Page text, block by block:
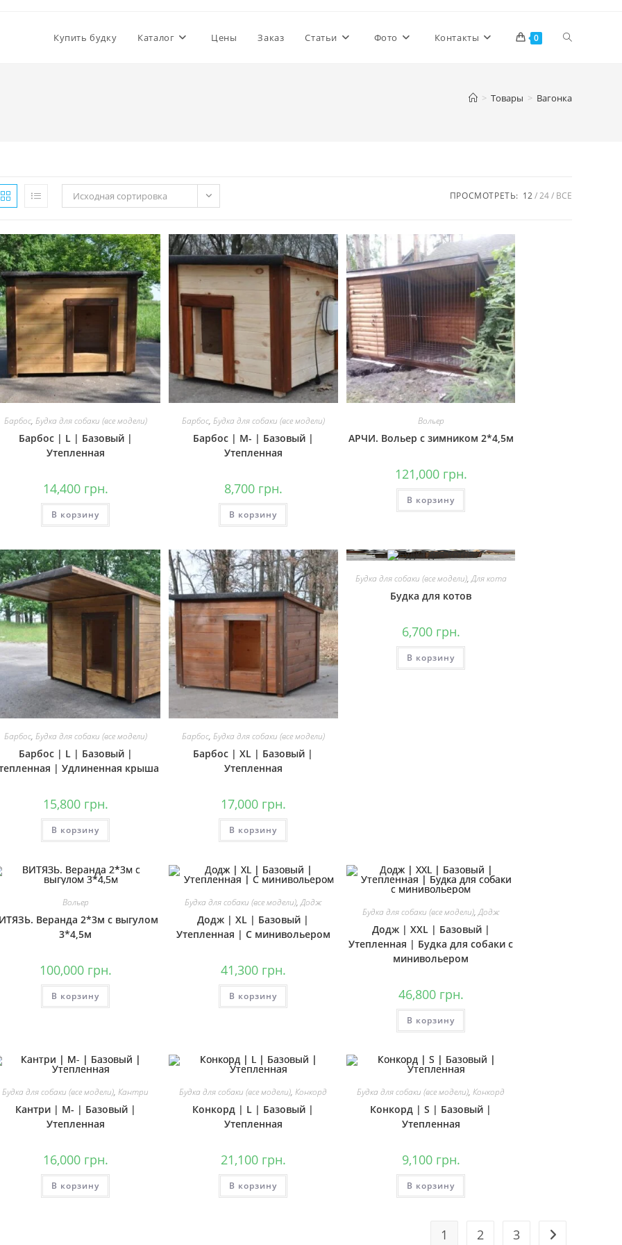
Купить будку Каталог Цены Заказ Статьи Фото Контакты 0
веб-
> Товары > Вагонка
Исходная сортировка ПРОСМОТРЕТЬ: 12 24 ВСЕ
Барбос, Будка для собаки (все модели)
Барбос | L | Базовый |
Утепленная
14,400 грн.
В корзину
Барбос, Будка для собаки (все модели)
Барбос | М- | Базовый |
Утепленная
8,700 грн.
В корзину
Вольер
АРЧИ. Вольер с зимником 2*4,5м
121,000 грн.
В корзину
Барбос, Будка для собаки (все модели)
Барбос | L | Базовый |
| Удлиненная крыша
15,800 грн.
В корзину
Барбос, Будка для собаки (все модели)
Барбос | ХL | Базовый |
Утепленная
17,000 грн.
В корзину
Будка для собаки (все модели), Для кота
Будка для котов
6,700 грн.
В корзину
Вольер
Веранда 2*3м с выгулом
3*4,5м
100,000 грн.
В корзину
Будка для собаки (все модели),Додж
Додж | ХL | Базовый |
Утепленная | С минивольером
41,300 грн.
В корзину
Будка для собаки (все модели),Додж
Додж | ХХL | Базовый |
Утепленная | Будка для собаки с
минивольером
46,800 грн.
В корзину
Будка для собаки (все модели),Кантри
Кантри | М- | Базовый |
Утепленная
16,000 грн.
В корзину
Будка для собаки (все модели),Конкорд
Конкорд | L | Базовый |
Утепленная
21,100 грн.
В корзину
Будка для собаки (все модели),Конкорд
Конкорд | S | Базовый |
Утепленная
9,100 грн.
В корзину
1 2 3